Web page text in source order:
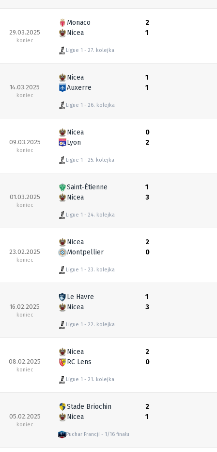
29.03.2025
koniec
Monaco
Nicea
Ligue 1 27. kolejka
2
1
14.03.2025
koniec
Nicea
Auxerre
Ligue 1 26. kolejka
1
1
09.03.2025
koniec
Nicea
Lyon
Ligue 1 25. kolejka
0
2
01.03.2025
koniec
Saint-Étienne
Nicea
Ligue 1 24. kolejka
1
3
23.02.2025
koniec
Nicea
Montpellier
Ligue 1 23. kolejka
2
0
16.02.2025
koniec
Le Havre
Nicea
Ligue 1 22. kolejka
1
3
08.02.2025
koniec
Nicea
RC Lens
Ligue 1 21. kolejka
2
0
05.02.2025
koniec
Stade Briochin
Nicea
Puchar Francji 1/16 finału
2
1